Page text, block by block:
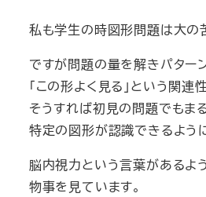
私も学生の時図形問題は大の
ですが問題の量を解きパター
「この形よく見る」という関連
そうすれば初見の問題でもま
特定の図形が認識できるよう
脳内視力という言葉があるよ
物事を見ています。